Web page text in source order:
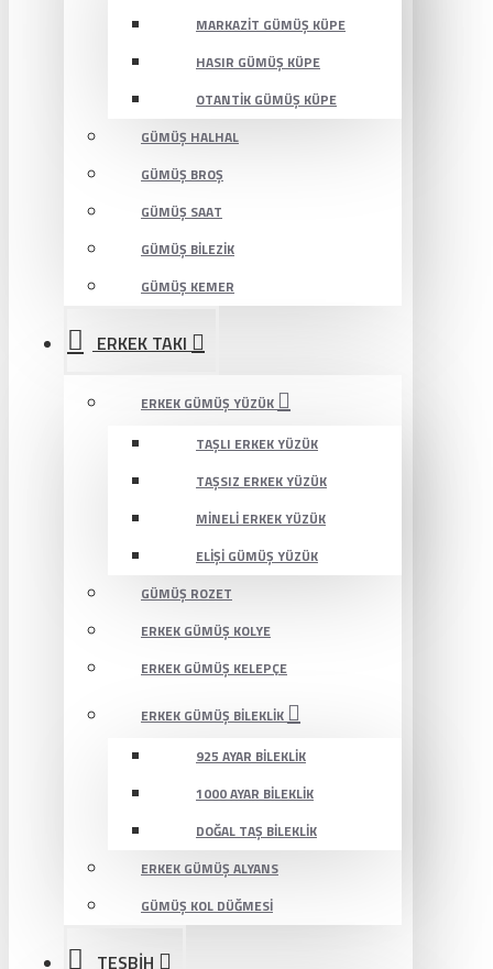
MARKAZIT GÜMÜŞ KÜPE
HASIR GÜMÜŞ KÜPE
OTANTIK GÜMÜŞ KÜPE
GÜMÜŞ HALHAL
GÜMÜŞ BROŞ
GÜMÜŞ SAAT
GÜMÜŞ BILEZIK
GÜMÜŞ KEMER
ERKEK TAKI
ERKEK GÜMÜŞ YÜZÜK
TAŞLI ERKEK YÜZÜK
TAŞSIZ ERKEK YÜZÜK
MINELI ERKEK YÜZÜK
ELIŞI GÜMÜŞ YÜZÜK
GÜMÜŞ ROZET
ERKEK GÜMÜŞ KOLYE
ERKEK GÜMÜŞ KELEPÇE
ERKEK GÜMÜŞ BILEKLIK
925 AYAR BILEKLIK
1000 AYAR BILEKLIK
DOĞAL TAŞ BILEKLIK
ERKEK GÜMÜŞ ALYANS
GÜMÜŞ KOL DÜĞMESI
TESBİH